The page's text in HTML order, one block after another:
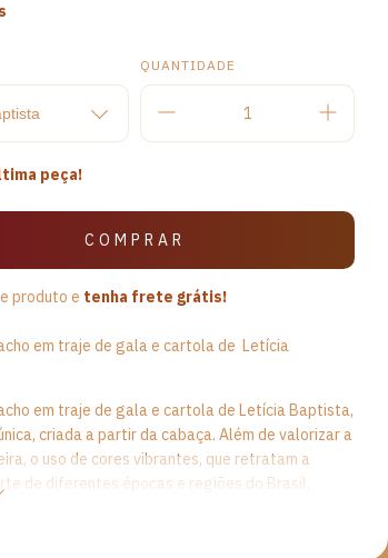
QUANTIDADE
peça!
produto e tenha frete grátis!
em traje de gala e cartola de Letícia
em traje de gala e cartola de Letícia Baptista,
criada a partir da cabaça. Além de valorizar a
o uso de cores vibrantes, que retratam a
de diferentes épocas e regiões do Brasil,